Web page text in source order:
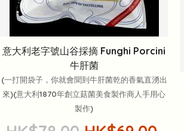
意大利老字號山谷採摘 Funghi Porcini
牛肝菌
(一打開袋子，你就會聞到牛肝菌乾的香氣直湧出
來)(意大利1870年創立菇菌美食製作商人手用心
製作)